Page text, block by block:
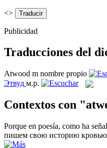
<>
Publicidad
Traducciones del
Atwood m nombre propio
Этвуд м.р.
Contextos con
Porque en poesía, como ha
пишем свою историю